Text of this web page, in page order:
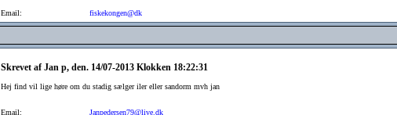
Email: fiskekongen@dk
Skrevet af Jan p, den. 14/07-2013 Klokken 18:22:31
Hej find vil lige høre om du stadig sælger iler eller sandorm mvh jan
Email: Janpedersen79@live.dk